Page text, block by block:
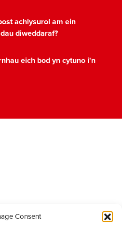
Consent
achlysurol am ein
diweddaraf?
eich bod yn cytuno i'n